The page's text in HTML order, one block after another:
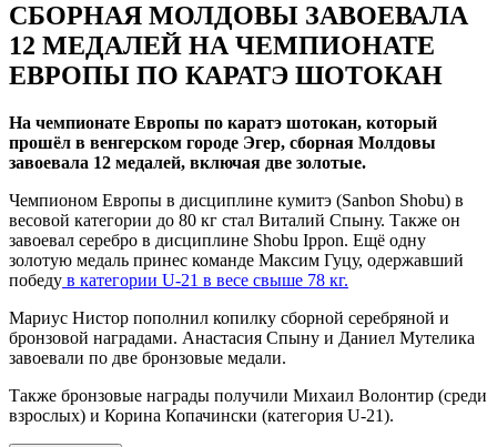
СБОРНАЯ МОЛДОВЫ ЗАВОЕВАЛА
12 МЕДАЛЕЙ НА ЧЕМПИОНАТЕ
ЕВРОПЫ ПО КАРАТЭ ШОТОКАН
На чемпионате Европы по каратэ шотокан, который
прошёл в венгерском городе Эгер, сборная Молдовы
завоевала 12 медалей, включая две золотые.
Чемпионом Европы в дисциплине кумитэ (Sanbon Shobu) в
весовой категории до 80 кг стал Виталий Спыну. Также он
завоевал серебро в дисциплине Shobu Ippon. Ещё одну
золотую медаль принес команде Максим Гуцу, одержавший
победу в категории U-21 в весе свыше 78 кг.
Мариус Нистор пополнил копилку сборной серебряной и
бронзовой наградами. Анастасия Спыну и Даниел Мутелика
завоевали по две бронзовые медали.
Также бронзовые награды получили Михаил Волонтир (среди
взрослых) и Корина Копачински (категория U-21).